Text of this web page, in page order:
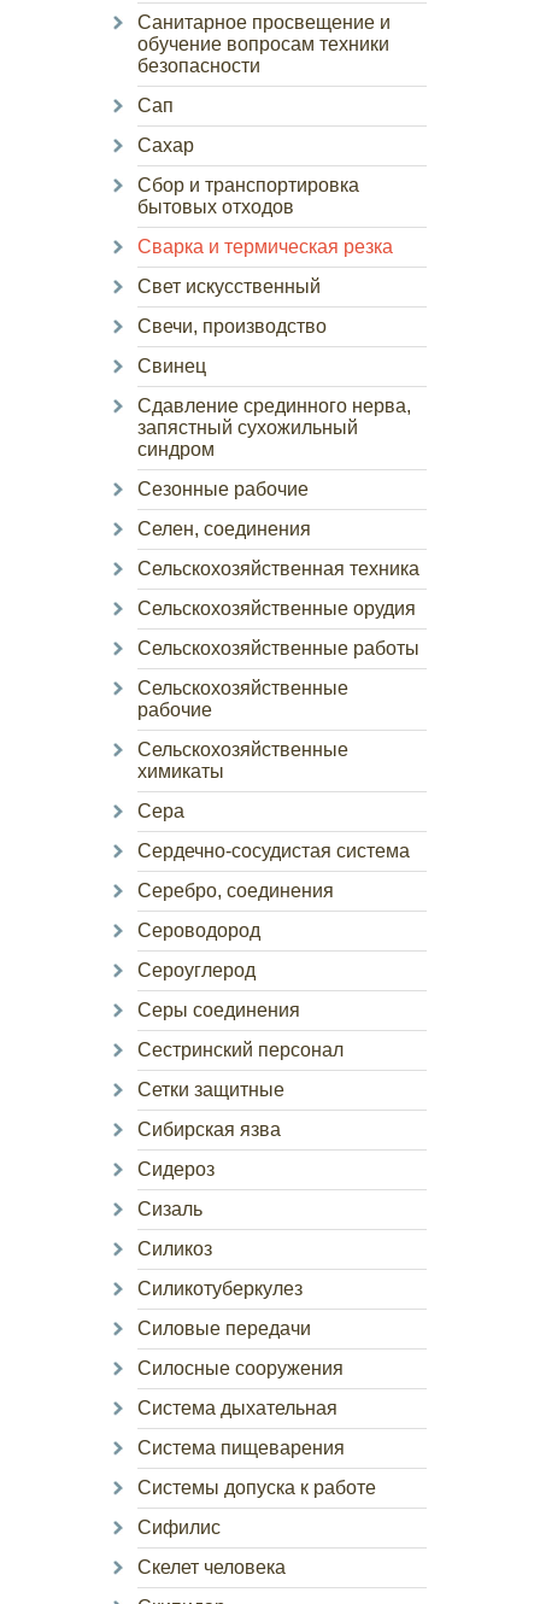
Санитарное просвещение и
обучение вопросам техники
безопасности
Сап
Сахар
Сбор и транспортировка
бытовых отходов
Сварка и термическая резка
Свет искусственный
Свечи, производство
Свинец
Сдавление срединного нерва,
запястный сухожильный
синдром
Сезонные рабочие
Селен, соединения
Сельскохозяйственная техника
Сельскохозяйственные орудия
Сельскохозяйственные работы
Сельскохозяйственные
рабочие
Сельскохозяйственные
химикаты
Сера
Сердечно-сосудистая система
Серебро, соединения
Сероводород
Сероуглерод
Серы соединения
Сестринский персонал
Сетки защитные
Сибирская язва
Сидероз
Сизаль
Силикоз
Силикотуберкулез
Силовые передачи
Силосные сооружения
Система дыхательная
Система пищеварения
Системы допуска к работе
Сифилис
Скелет человека